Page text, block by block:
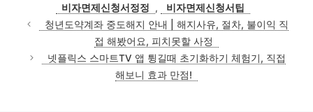
비자면제신청서정정
,
비자면제신청서팁
청년도약계좌 중도해지 안내 | 해지사유, 절차, 불이익 직
접 해봤어요, 피치못할 사정
넷플릭스 스마트TV 앱 튕길때 초기화하기 체험기, 직접
해보니 효과 만점!